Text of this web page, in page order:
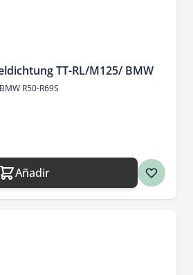
TT-RL/M125/ BMW
R50-R69S
Añadir